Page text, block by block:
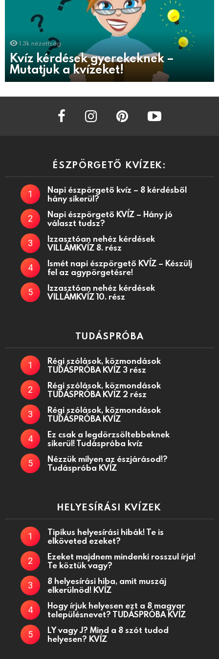
1.3k nézettség
Kvíz kérdések gyerekeknek –
Mutatjuk a kvízeket!
facebook instagram
ÉSZPÖRGETŐ KVÍZEK:
Napi észpörgető kvíz – 8 kérdésből
hány sikerül?
Napi észpörgető KVÍZ – Hány jó
választ tudsz?
Izzasztóan nehéz kérdések
VILLÁMKVÍZ 8. rész
Ismét napi észpörgető KVÍZ – Készülj
fel az agypörgetésre!
Izzasztóan nehéz kérdések
VILLÁMKVÍZ 10. rész
TUDÁSPRÓBA
Régi szólások, közmondások
TUDÁSPRÓBA KVÍZ 3 rész
Régi szólások, közmondások
TUDÁSPRÓBA KVÍZ 2 rész
Régi szólások, közmondások
TUDÁSPRÓBA KVÍZ
Ez csak a legdörzsöltebbeknek
sikerül! Tudáspróba kvíz
Nézzük milyen az észjárásod!?
Tudáspróba KVÍZ
HELYESÍRÁSI KVÍZEK
Tipikus helyesírási hibák! Te is
elköveted ezeket?
Ezeket majdnem mindenki rosszul írja!
Te köztük vagy?
8 helyesírási hiba, amit muszáj
elkerülnöd! KVÍZ
Hogy írjuk helyesen ezt a 8 magyar
településnevet? TUDÁSPRÓBA KVÍZ
LY vagy J? Mind a 8 szót tudod
helyesen? KVÍZ